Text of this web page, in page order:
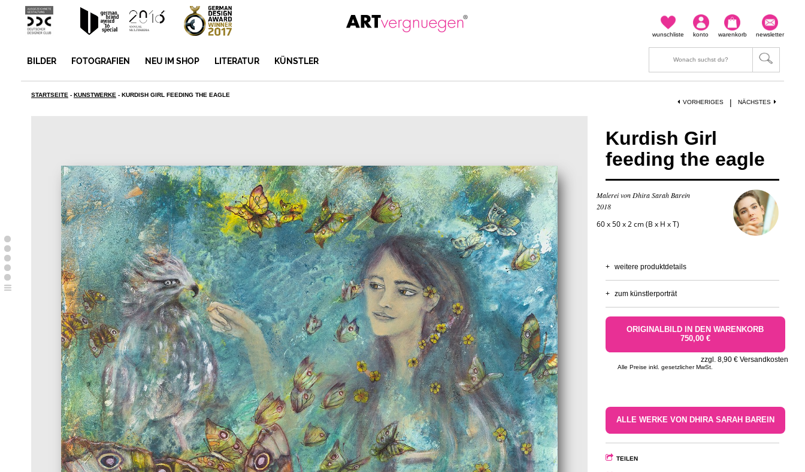
newsletter
warenkorb
konto
wunschliste
BILDER FOTOGRAFIEN NEU IM SHOP LITERATUR KÜNSTLER
STARTSEITE - KUNSTWERKE - KURDISH GIRL FEEDING THE EAGLE
NÄCHSTES
|
VORHERIGES
Kurdish Girl
feeding the eagle
Malerei von Dhira Sarah Barein
2018
60 x 50 x 2 cm (B x H x T)
+ weitere produktdetails
+ zum künstlerporträt
ORIGINALBILD IN DEN WARENKORB
750,00 €
zzgl. 8,90 € Versandkosten
Alle Preise inkl. gesetzlicher MwSt.
ALLE WERKE VON DHIRA SARAH BAREIN
TEILEN